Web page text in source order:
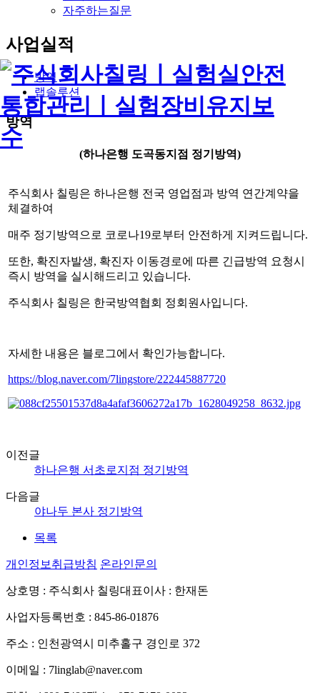
자주하는질문
사업실적
방역
랩솔루션
방역
(하나은행 도곡동지점 정기방역)
주식회사 칠링은 하나은행 전국 영업점과 방역 연간계약을
체결하여
매주 정기방역으로 코로나19로부터 안전하게 지켜드립니다.
또한, 확진자발생, 확진자 이동경로에 따른 긴급방역 요청시
즉시 방역을 실시해드리고 있습니다.
주식회사 칠링은 한국방역협회 정회원사입니다.
자세한 내용은 블로그에서 확인가능합니다.
https://blog.naver.com/7lingstore/222445887720
이전글
하나은행 서초로지점 정기방역
다음글
야나두 본사 정기방역
목록
개인정보취급방침 온라인문의
상호명 : 주식회사 칠링대표이사 : 한재돈
사업자등록번호 : 845-86-01876
주소 : 인천광역시 미추홀구 경인로 372
이메일 : 7linglab@naver.com